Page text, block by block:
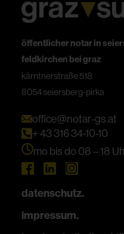
öffentlicher notar in
feldkirchen bei graz
kärntnerstraße 518
8054 seiersberg-pirka
office@notar-gs.at
+ 43 316 34-10-10
mo bis do 08 – 18
datenschutz.
impressum.